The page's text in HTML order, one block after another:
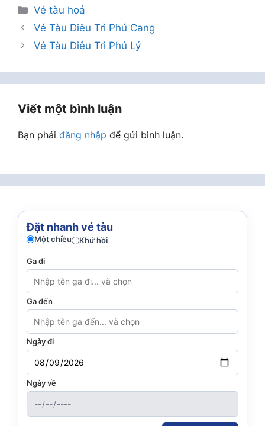
Danh
mục
Vé tàu hoả
Vé Tàu Diêu Trì Phú Cang
Vé Tàu Diêu Trì Phủ Lý
Viết một bình luận
Bạn phải đăng nhập để gửi bình luận.
Đặt nhanh vé tàu
Một chiều Khứ hồi
Ga đi
Ga đến
Ngày đi
Ngày về